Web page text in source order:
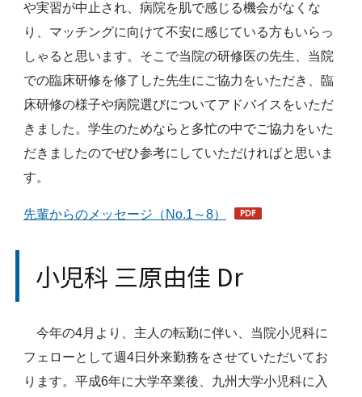
や実習が中止され、病院を肌で感じる機会がなくな
り、マッチングに向けて不安に感じている方もいらっ
しゃると思います。そこで当院の研修医の先生、当院
での臨床研修を修了した先生にご協力をいただき、臨
床研修の様子や病院選びについてアドバイスをいただ
きました。学生のためならと多忙の中でご協力をいた
だきましたのでぜひ参考にしていただければと思いま
す。
先輩からのメッセージ（No.1～8）
小児科 三原由佳 Dr
今年の4月より、主人の転勤に伴い、当院小児科に
フェローとして週4日外来勤務をさせていただいてお
ります。平成6年に大学卒業後、九州大学小児科に入